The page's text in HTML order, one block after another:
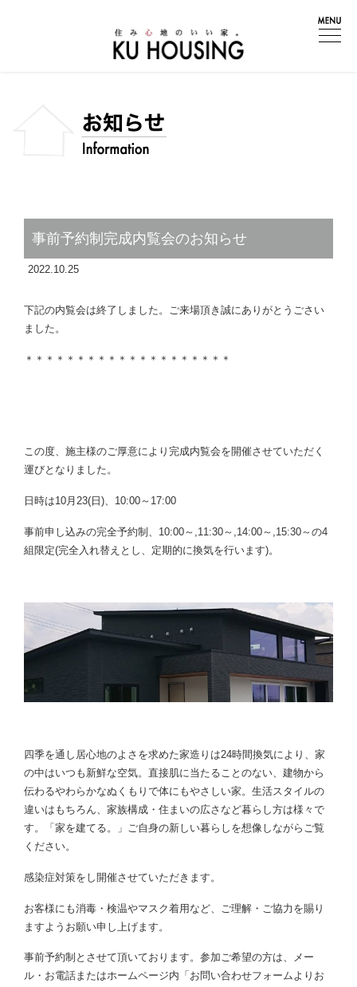
事前予約制完成内覧会のお知らせ
2022.10.25
下記の内覧会は終了しました。ご来場頂き誠にありがとうごさい
ました。
＊＊＊＊＊＊＊＊＊＊＊＊＊＊＊＊＊＊＊＊
この度、施主様のご厚意により完成内覧会を開催させていただく
運びとなりました。
日時は10月23(日)、10:00～17:00
事前申し込みの完全予約制、10:00～,11:30～,14:00～,15:30～の4
組限定(完全入れ替えとし、定期的に換気を行います)。
四季を通し居心地のよさを求めた家造りは24時間換気により、家
の中はいつも新鮮な空気。直接肌に当たることのない、建物から
伝わるやわらかなぬくもりで体にもやさしい家。生活スタイルの
違いはもちろん、家族構成・住まいの広さなど暮らし方は様々で
す。「家を建てる。」ご自身の新しい暮らしを想像しながらご覧
ください。
感染症対策をし開催させていただきます。
お客様にも消毒・検温やマスク着用など、ご理解・ご協力を賜り
ますようお願い申し上げます。
事前予約制とさせて頂いております。参加ご希望の方は、メー
ル・お電話またはホームページ内「お問い合わせフォームよりお